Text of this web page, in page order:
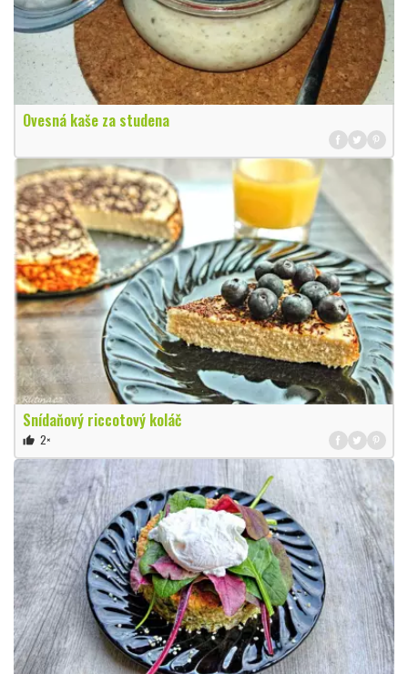
Ovesná kaše za studena
Snídaňový riccotový koláč
thumb_up 2×